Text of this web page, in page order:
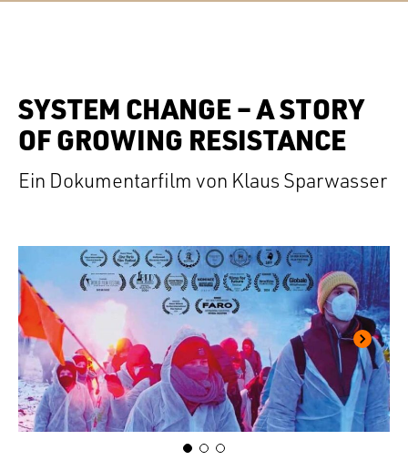
SYSTEM CHANGE – A STORY
OF GROWING RESISTANCE
Ein Dokumentarfilm von Klaus Sparwasser